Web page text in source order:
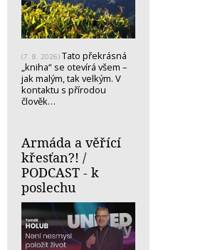
(7. 8. 2026) Tato překrásná
„kniha“ se otevírá všem –
jak malým, tak velkým. V
kontaktu s přírodou
člověk…
Armáda a věřící
křesťan?! /
PODCAST - k
poslechu